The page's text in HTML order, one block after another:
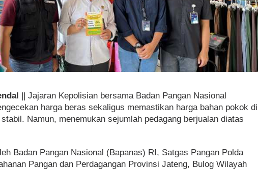
|| Jajaran Kepolisian bersama Badan Pangan Nasional
harga beras sekaligus memastikan harga bahan pokok di
Namun, menemukan sejumlah pedagang berjualan diatas
Badan Pangan Nasional (Bapanas) RI, Satgas Pangan Polda
Pangan dan Perdagangan Provinsi Jateng, Bulog Wilayah